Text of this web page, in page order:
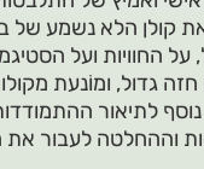
קולן הלא נשמע של
על החוויות ועל
גדול, ומוֹנעת
לתיאור
וההחלטה לעבור את